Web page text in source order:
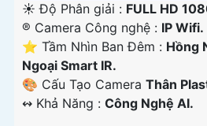
☀️ Độ Phân giải : FULL HD
®️ Camera Công nghệ : IP Wifi.
⭐ Tầm Nhìn Ban Đêm : Hồng
Ngoại Smart IR.
🎨 Cấu Tạo Camera Thân
️↭ Khả Năng : Công Nghệ AI.